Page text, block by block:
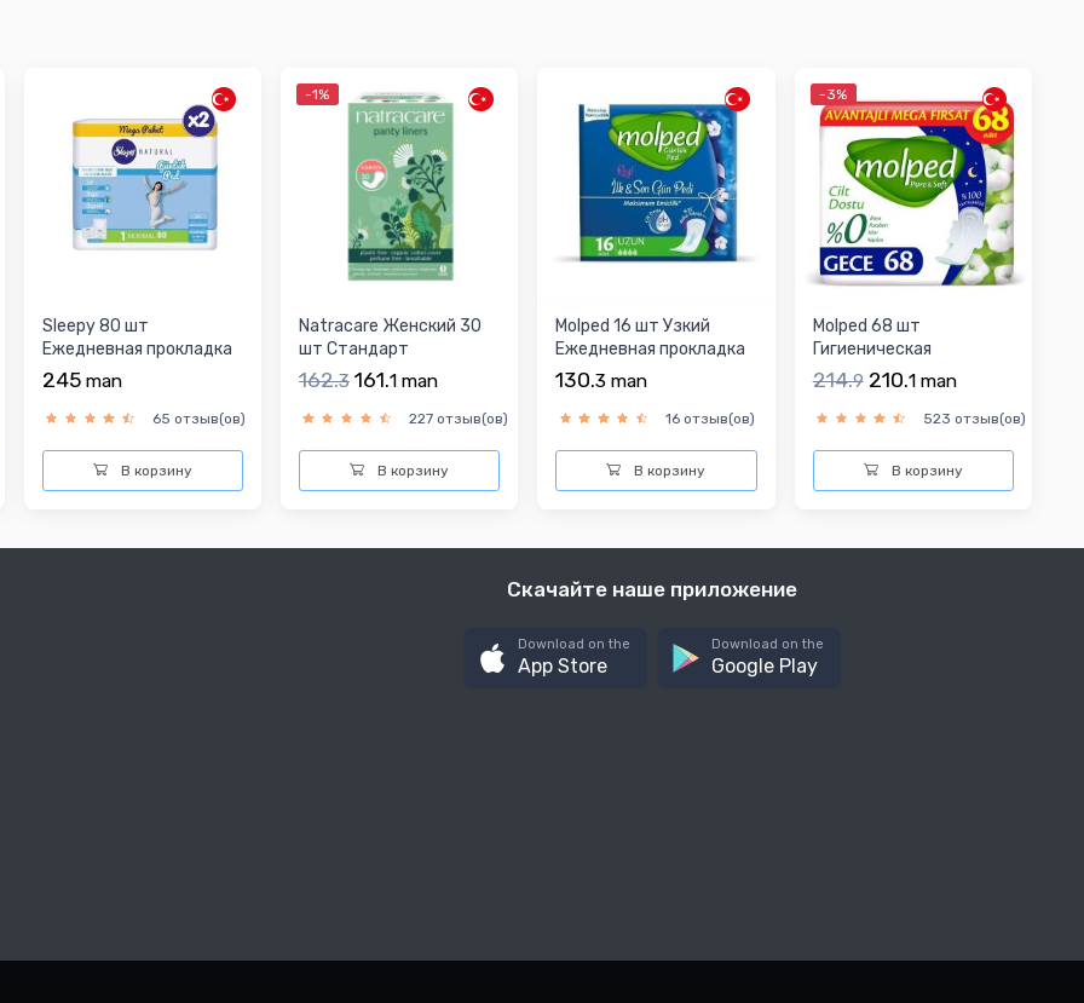
Sleepy 80 шт
Ежедневная прокладка
245 man
65 отзыв(ов)
В корзину
-1%
Natracare Женский 30
шт Стандарт
Ежедневная прокладка
162.3 161.1 man
227 отзыв(ов)
В корзину
Molped 16 шт Узкий
Ежедневная прокладка
130.3 man
16 отзыв(ов)
В корзину
-3%
Molped 68 шт
Гигиеническая
прокладка
214.9 210.1 man
523 отзыв(ов)
В корзину
Скачайте наше приложение
Download on the
App Store
Download on the
Google Play